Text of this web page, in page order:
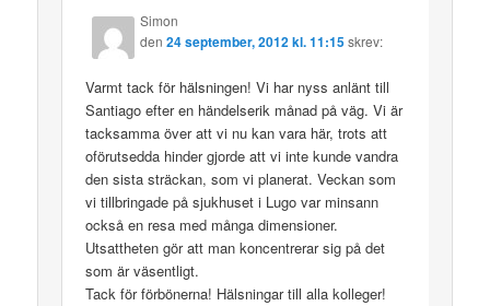
Simon
den24 september, 2012 kl. 11:15skrev:
Varmt tack för hälsningen! Vi har nyss anlänt till
Santiago efter en händelserik månad på väg. Vi är
tacksamma över att vi nu kan vara här, trots att
oförutsedda hinder gjorde att vi inte kunde vandra
den sista sträckan, som vi planerat. Veckan som
vi tillbringade på sjukhuset i Lugo var minsann
också en resa med många dimensioner.
Utsattheten gör att man koncentrerar sig på det
som är väsentligt.
Tack för förbönerna! Hälsningar till alla kolleger!